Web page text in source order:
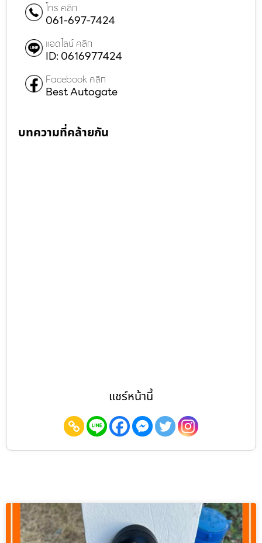
โทร คลิก
061-697-7424
แอดไลน์ คลิก
ID: 0616977424
Facebook คลิก
Best Autogate
บทความที่คล้ายกัน
แชร์หน้านี้